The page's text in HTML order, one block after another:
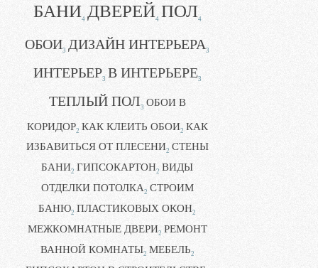
БАНИ4 ДВЕРЕЙ4 ПОЛ4
ОБОИ3 ДИЗАЙН ИНТЕРЬЕРА3
ИНТЕРЬЕР3 В ИНТЕРЬЕРЕ3
ТЕПЛЫЙ ПОЛ3 ОБОИ В
КОРИДОР2 КАК КЛЕИТЬ ОБОИ2 КАК
ИЗБАВИТЬСЯ ОТ ПЛЕСЕНИ2 СТЕНЫ
БАНИ2 ГИПСОКАРТОН2 ВИДЫ
ОТДЕЛКИ ПОТОЛКА2 СТРОИМ
БАНЮ2 ПЛАСТИКОВЫХ ОКОН2
МЕЖКОМНАТНЫЕ ДВЕРИ2 РЕМОНТ
ВАННОЙ КОМНАТЫ2 МЕБЕЛЬ2